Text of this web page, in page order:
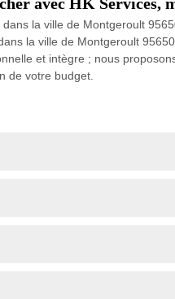
la ville de Montgeroult
la ville de Montgeroult
et intègre ; nous
de votre budget.